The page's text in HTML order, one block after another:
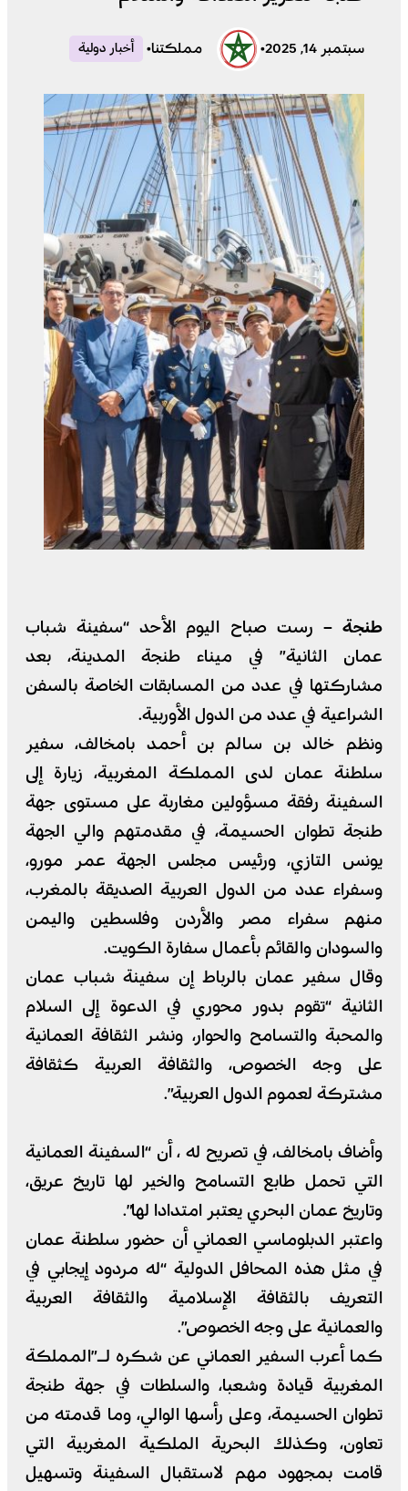
سبتمبر 14, 2025 • مملكتنا• أخبار دولية
طنجة – رست صباح اليوم الأحد “سفينة شباب
عمان الثانية” في ميناء طنجة المدينة، بعد
مشاركتها في عدد من المسابقات الخاصة بالسفن
الشراعية في عدد من الدول الأوربية.
ونظم خالد بن سالم بن أحمد بامخالف، سفير
سلطنة عمان لدى المملكة المغربية، زيارة إلى
السفينة رفقة مسؤولين مغاربة على مستوى جهة
طنجة تطوان الحسيمة، في مقدمتهم والي الجهة
يونس التازي، ورئيس مجلس الجهة عمر مورو،
وسفراء عدد من الدول العربية الصديقة بالمغرب،
منهم سفراء مصر والأردن وفلسطين واليمن
والسودان والقائم بأعمال سفارة الكويت.
وقال سفير عمان بالرباط إن سفينة شباب عمان
الثانية “تقوم بدور محوري في الدعوة إلى السلام
والمحبة والتسامح والحوار، ونشر الثقافة العمانية
على وجه الخصوص، والثقافة العربية كثقافة
مشتركة لعموم الدول العربية”.
وأضاف بامخالف، في تصريح له ، أن “السفينة العمانية
التي تحمل طابع التسامح والخير لها تاريخ عريق،
وتاريخ عمان البحري يعتبر امتدادا لها”.
واعتبر الدبلوماسي العماني أن حضور سلطنة عمان
في مثل هذه المحافل الدولية “له مردود إيجابي في
التعريف بالثقافة الإسلامية والثقافة العربية
والعمانية على وجه الخصوص”.
كما أعرب السفير العماني عن شكره لـ”المملكة
المغربية قيادة وشعبا، والسلطات في جهة طنجة
تطوان الحسيمة، وعلى رأسها الوالي، وما قدمته من
تعاون، وكذلك البحرية الملكية المغربية التي
قامت بمجهود مهم لاستقبال السفينة وتسهيل